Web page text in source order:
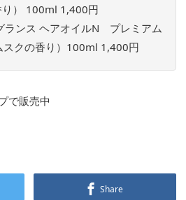
り） 100ml 1,400円
ランス ヘアオイルN プレミアム
スクの香り）100ml 1,400円
で販売中
Share